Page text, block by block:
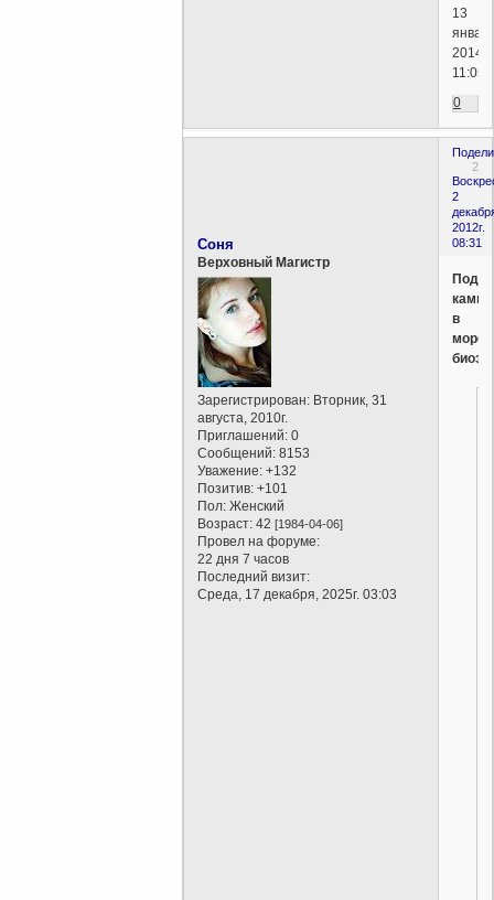
13
2014г.
11:05)
0
2
2
2012г.
08:31
Соня
Верховный Магистр
Зарегистрирован: Вторник, 31
августа, 2010г.
Приглашений: 0
Сообщений: 8153
Уважение: +132
Позитив: +101
Пол: Женский
Возраст: 42[1984-04-06]
Провел на форуме:
22 дня 7 часов
Последний визит:
Среда, 17 декабря, 2025г. 03:03
камни
в
море